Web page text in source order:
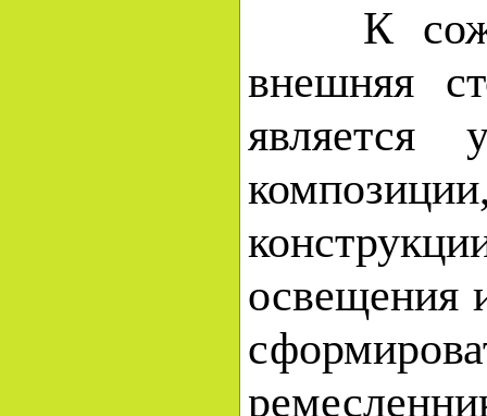
К
внешняя
является
освещения